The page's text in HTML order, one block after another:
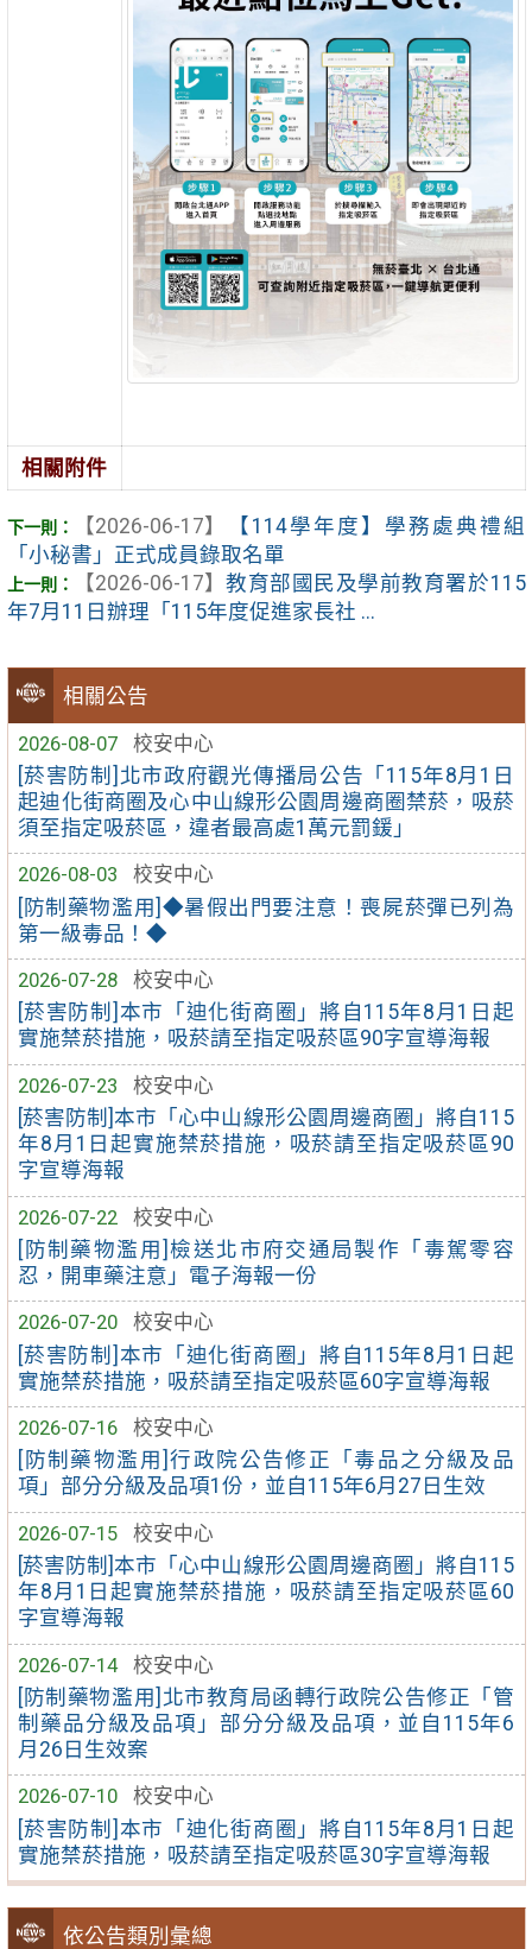
相關公告
2026-08-07
校安中心
[菸害防制]北市政府觀光傳播局公告「115年8月1日
起迪化街商圈及心中山線形公園周邊商圈禁菸，吸菸
須至指定吸菸區，違者最高處1萬元罰鍰」
2026-08-03
校安中心
[防制藥物濫用]◆暑假出門要注意！喪屍菸彈已列為
第一級毒品！◆
2026-07-28
校安中心
[菸害防制]本市「迪化街商圈」將自115年8月1日起
實施禁菸措施，吸菸請至指定吸菸區90字宣導海報
2026-07-23
校安中心
[菸害防制]本市「心中山線形公園周邊商圈」將自115
年8月1日起實施禁菸措施，吸菸請至指定吸菸區90
字宣導海報
2026-07-22
校安中心
[防制藥物濫用]檢送北市府交通局製作「毒駕零容
忍，開車藥注意」電子海報一份
2026-07-20
校安中心
[菸害防制]本市「迪化街商圈」將自115年8月1日起
實施禁菸措施，吸菸請至指定吸菸區60字宣導海報
2026-07-16
校安中心
[防制藥物濫用]行政院公告修正「毒品之分級及品
項」部分分級及品項1份，並自115年6月27日生效
2026-07-15
校安中心
[菸害防制]本市「心中山線形公園周邊商圈」將自115
年8月1日起實施禁菸措施，吸菸請至指定吸菸區60
字宣導海報
2026-07-14
校安中心
[防制藥物濫用]北市教育局函轉行政院公告修正「管
制藥品分級及品項」部分分級及品項，並自115年6
月26日生效案
2026-07-10
校安中心
[菸害防制]本市「迪化街商圈」將自115年8月1日起
實施禁菸措施，吸菸請至指定吸菸區30字宣導海報
依公告類別彙總
相關附件
【2026-06-17】
【114學年度】學務處典禮組
「小秘書」正式成員錄取名單
【2026-06-17】 教育部國民及學前教育署於115
年7月11日辦理「115年度促進家長社 ...